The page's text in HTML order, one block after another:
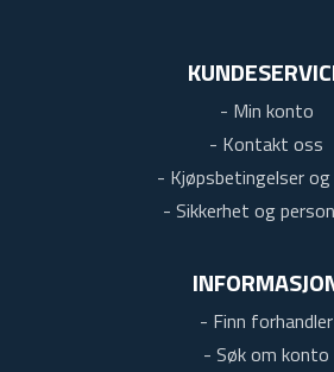
- Min konto
- Kontakt oss
- Kjøpsbetingelser og
- Sikkerhet og
- Finn forhandler
- Søk om konto